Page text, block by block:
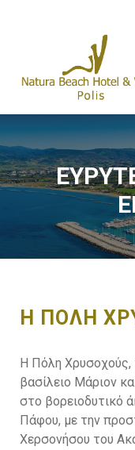
Η ΠΟΛΗ
Η Πόλη
βασίλειο Μάριον
στο βορειοδυτικό
Πάφου, με την
Χερσονήσου του